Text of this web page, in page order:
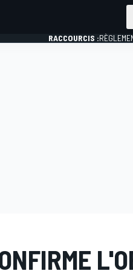
RACCOURCIS :